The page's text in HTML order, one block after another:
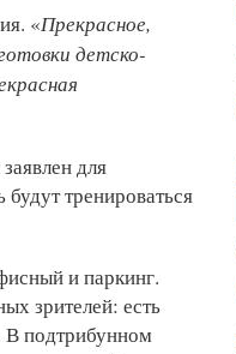
«Прекрасное,
детско-
для
тренироваться
и паркинг.
зрителей: есть
В подтрибунном